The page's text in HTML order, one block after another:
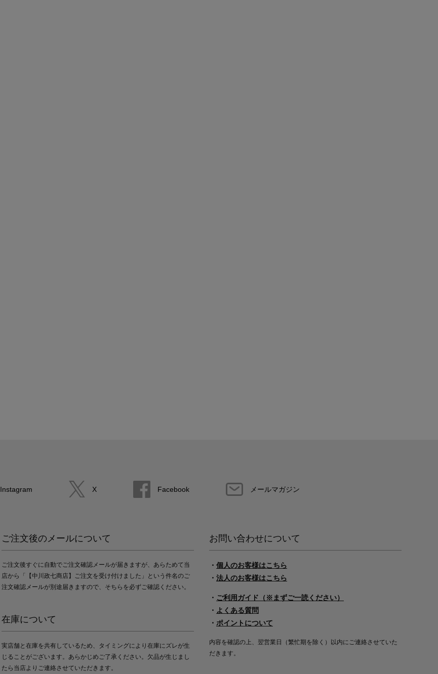
Instagram X Facebook メールマガジン
ご注文後のメールについて
ご注文後すぐに自動でご注文確認メールが届きますが、あらためて当
店から「【中川政七商店】ご注文を受け付けました」という件名のご
注文確認メールが別途届きますので、そちらを必ずご確認ください。
在庫について
実店舗と在庫を共有しているため、タイミングにより在庫にズレが生
じることがございます。あらかじめご了承ください。欠品が生じまし
たら当店よりご連絡させていただきます。
お問い合わせについて
・ 個人のお客様はこちら
・ 法人のお客様はこちら
・ ご利用ガイド（※まずご一読ください）
・ よくある質問
・ ポイントについて
内容を確認の上、翌営業日（繁忙期を除く）以内にご連絡させていた
だきます。